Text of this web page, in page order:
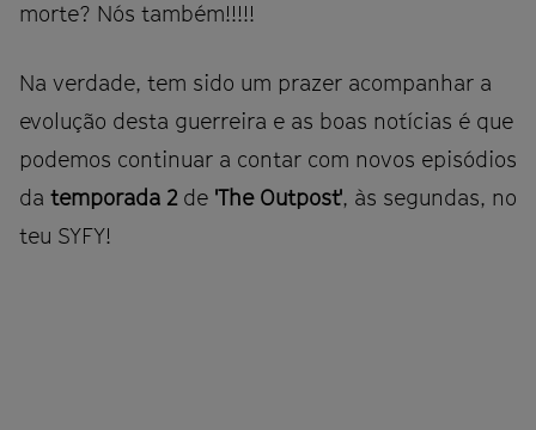
morte? Nós também!!!!!
Na verdade, tem sido um prazer acompanhar a
evolução desta guerreira e as boas notícias é que
podemos continuar a contar com novos episódios
da temporada 2 de 'The Outpost', às segundas, no
teu SYFY!